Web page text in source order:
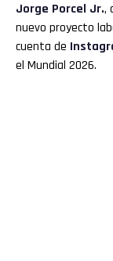
Jorge Porcel Jr.,
nuevo proyecto
cuenta de
el Mundial 2026.